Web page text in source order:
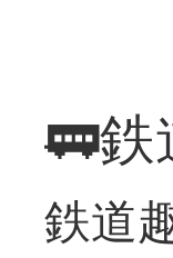
🚃
鉄道